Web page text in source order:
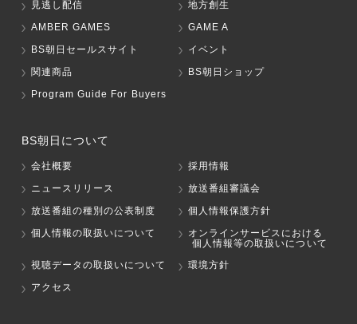
見逃し配信
地方創生
AMBER GAMES
GAME A
BS朝日セールスサイト
イベント
関連商品
BS朝日ショップ
Program Guide For Buyers
BS朝日について
会社概要
採用情報
ニュースリリース
放送番組審議会
放送番組の種別の公表制度
個人情報保護方針
個人情報の取扱いについて
オンラインサービスにおける
個人情報等の取扱いについて
視聴データの取扱いについて
環境方針
アクセス